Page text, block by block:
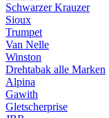
Schwarzer Krauzer
Sioux
Trumpet
Van Nelle
Winston
Drehtabak alle Marken
Alpina
Gawith
Gletscherprise